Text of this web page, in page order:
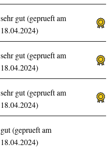
sehr gut (geprueft am
18.04.2024)
sehr gut (geprueft am
18.04.2024)
sehr gut (geprueft am
18.04.2024)
gut (geprueft am
18.04.2024)